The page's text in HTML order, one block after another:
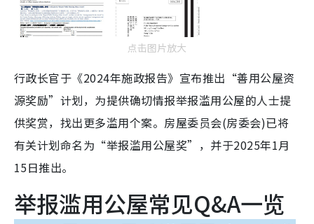
点击图片放大
行政长官于《2024年施政报告》宣布推出“善用公屋资
源奖励”计划，为提供确切情报举报滥用公屋的人士提
供奖赏，找出更多滥用个案。房屋委员会(房委会)已将
有关计划命名为“举报滥用公屋奖”，并于2025年1月
15日推出。
举报滥用公屋常见Q&A一览